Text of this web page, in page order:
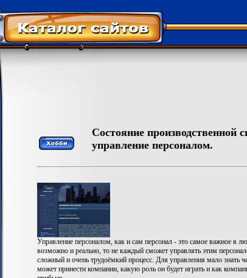
Состояние производственной
управление персоналом.
Управление персоналом, как и сам персонал - это самое важное в
возможно и реально, то не каждый сможет управлять этим
сложный и очень трудоёмкий процесс. Для управления мало знать
может принести компании, какую роль он будет играть и как